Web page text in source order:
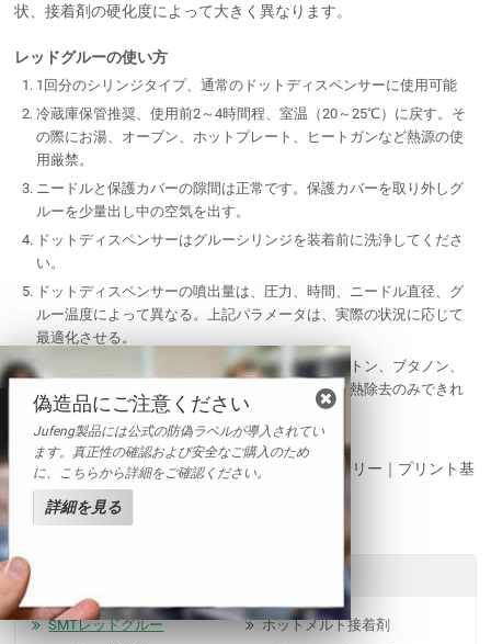
状、接着剤の硬化度によって大きく異なります。
レッドグルーの使い方
1回分のシリンジタイプ、通常のドットディスペンサーに使用可能
冷蔵庫保管推奨、使用前2～4時間程、室温（20～25℃）に戻す。そ
の際にお湯、オーブン、ホットプレート、ヒートガンなど熱源の使
用厳禁。
ニードルと保護カバーの隙間は正常です。保護カバーを取り外しグ
ルーを少量出し中の空気を出す。
ドットディスペンサーはグルーシリンジを装着前に洗浄してくださ
い。
ドットディスペンサーの噴出量は、圧力、時間、ニードル直径、グ
ルー温度によって異なる。上記パラメータは、実際の状況に応じて
最適化させる。
硬化前洗浄には、イソプロピルアルコール、アセトン、ブタノン、
エステルの化学溶剤を使用ください。硬化後は加熱除去のみできれ
いになります。
関連用語
はんだ除去関連製品｜回路はんだ付け用アクセサリー｜プリント基
板ソルダーウィック
SMTレッドグルー
ホットメルト接着剤
偽造品にご注意ください
Jufeng製品には公式の防偽ラベルが導入されてい
ます。真正性の確認および安全なご購入のため
に、こちらから詳細をご確認ください。
詳細を見る